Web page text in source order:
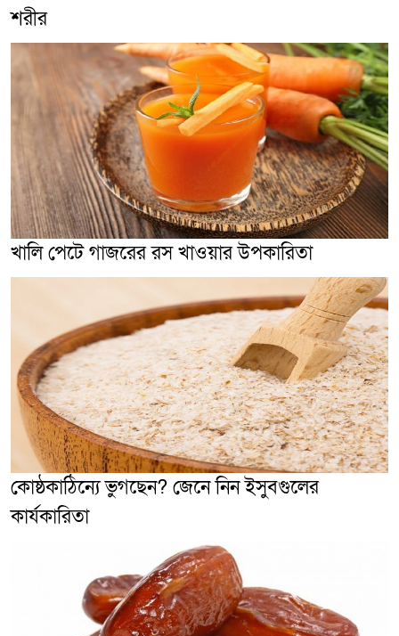
শরীর
খালি পেটে গাজরের রস খাওয়ার উপকারিতা
কোষ্ঠকাঠিন্যে ভুগছেন? জেনে নিন ইসুবগুলের
কার্যকারিতা